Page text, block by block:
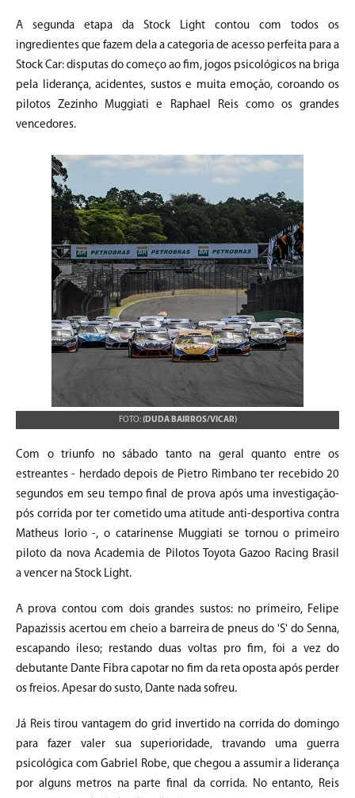
A segunda etapa da Stock Light contou com todos os
ingredientes que fazem dela a categoria de acesso perfeita para a
Stock Car: disputas do começo ao fim, jogos psicológicos na briga
pela liderança, acidentes, sustos e muita emoção, coroando os
pilotos Zezinho Muggiati e Raphael Reis como os grandes
vencedores.
FOTO:(DUDA BAIRROS/VICAR)
Com o triunfo no sábado tanto na geral quanto entre os
estreantes - herdado depois de Pietro Rimbano ter recebido 20
segundos em seu tempo final de prova após uma investigação-
pós corrida por ter cometido uma atitude anti-desportiva contra
Matheus Iorio -, o catarinense Muggiati se tornou o primeiro
piloto da nova Academia de Pilotos Toyota Gazoo Racing Brasil
a vencer na Stock Light.
A prova contou com dois grandes sustos: no primeiro, Felipe
Papazissis acertou em cheio a barreira de pneus do 'S' do Senna,
escapando ileso; restando duas voltas pro fim, foi a vez do
debutante Dante Fibra capotar no fim da reta oposta após perder
os freios. Apesar do susto, Dante nada sofreu.
Já Reis tirou vantagem do grid invertido na corrida do domingo
para fazer valer sua superioridade, travando uma guerra
psicológica com Gabriel Robe, que chegou a assumir a liderança
por alguns metros na parte final da corrida. No entanto, Reis